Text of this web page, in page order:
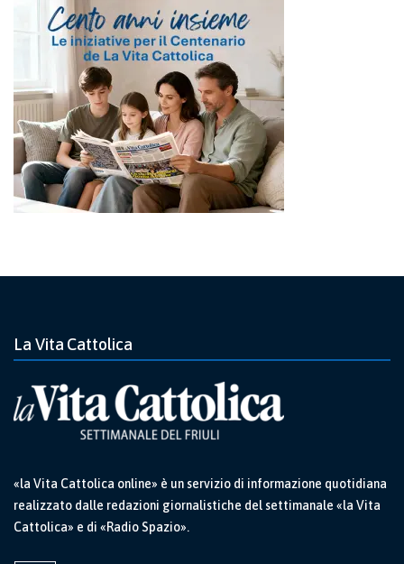
La Vita Cattolica
«la Vita Cattolica online» è un servizio di informazione quotidiana
realizzato dalle redazioni giornalistiche del settimanale «la Vita
Cattolica» e di «Radio Spazio».